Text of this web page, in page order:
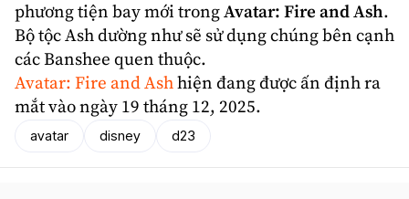
phương tiện bay mới trongAvatar: Fire and Ash.
Bộ tộc Ash dường như sẽ sử dụng chúng bên cạnh
các Banshee quen thuộc.
Avatar: Fire and Ashhiện đang được ấn định ra
mắt vào ngày 19 tháng 12, 2025.
avatar disney d23